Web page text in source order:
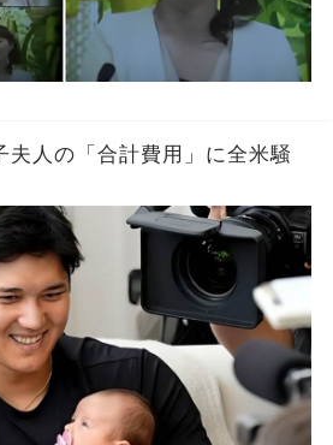
夫人の「合計費用」に全米騒